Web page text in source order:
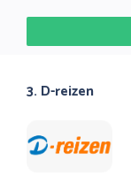
3. D-reizen